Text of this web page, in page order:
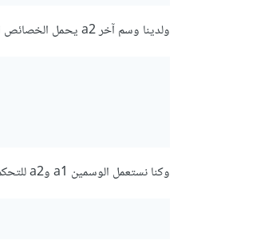
ولدينا وسم آخر a2 يحمل الخصائص التالية:
وكنا نستعمل الوسمين a1 وa2 للتحكم في مظهر نفس العنصر من خلال html كما يلي على سبيل المثال: